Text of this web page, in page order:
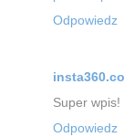
Odpowiedz
Super wpis!
Odpowiedz